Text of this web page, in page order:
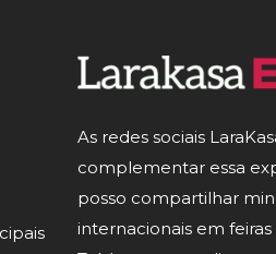
As redes sociais
complementar essa
posso compartilhar
internacionais em